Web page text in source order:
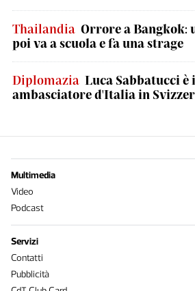
Thailandia Orrore a Bangkok:
poi va a scuola e fa una strage
Diplomazia Luca Sabbatucci è
ambasciatore d'Italia in
Multimedia
Video
Podcast
Servizi
Contatti
Pubblicità